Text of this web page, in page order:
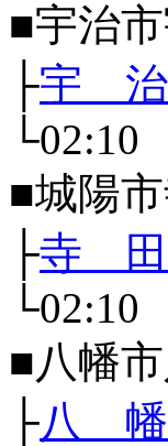
■宇治
├宇 治
■城陽市
├寺 田
■八幡
├八 幡